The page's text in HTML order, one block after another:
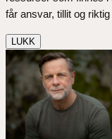
får ansvar, tillit og
LUKK